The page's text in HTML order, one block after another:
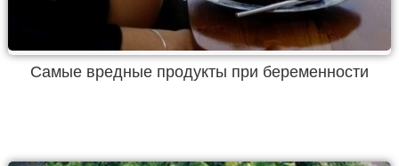
Самые вредные продукты при беременности